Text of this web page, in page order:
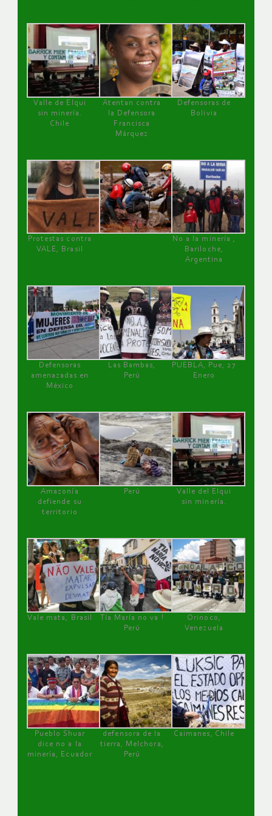
Valle de Elqui
sin minería.
Chile
Atentan contra
la Defensora
Francisca
Márquez
Defensoras de
Bolivia
Protestas contra
VALE, Brasil
No a la minería ,
Bariloche,
Argentina
Defensoras
amenazadas en
México
Las Bambas,
Perú
PUEBLA, Pue, 27
Enero
Amazonía
defiende su
territorio
Perú
Valle del Elqui
sin minería.
Vale mata, Brasil
Tía María no va !
Perú
Orinoco,
Venezuela
Pueblo Shuar
dice no a la
minería, Ecuador
defensora de la
tierra, Melchora,
Perú
Caimanes, Chile